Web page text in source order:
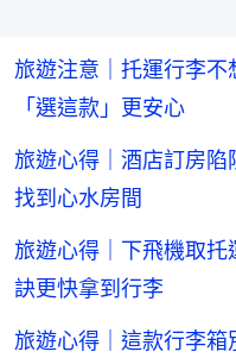
旅遊注意｜托運行李
「選這款」更安心
旅遊心得｜酒店訂房
找到心水房間
旅遊心得｜下飛機取
訣更快拿到行李
旅遊心得｜這款行李